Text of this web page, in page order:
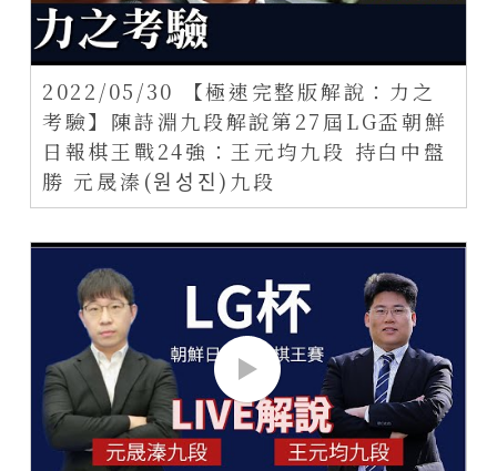
2022/05/30 【極速完整版解說：力之
考驗】陳詩淵九段解說第27屆LG盃朝鮮
日報棋王戰24強：王元均九段 持白中盤
勝 元晟溱(원성진)九段